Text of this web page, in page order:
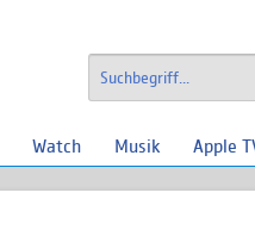
Watch Musik Apple